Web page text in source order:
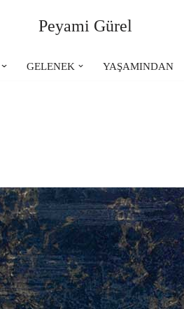
Peyami Gürel
GELENEK YAŞAMINDAN